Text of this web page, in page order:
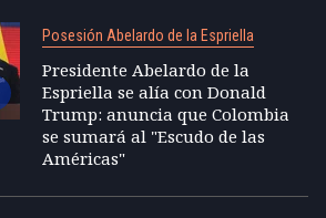
Posesión Abelardo de la Espriella
Presidente Abelardo de la
Espriella se alía con Donald
Trump: anuncia que Colombia
se sumará al "Escudo de las
Américas"